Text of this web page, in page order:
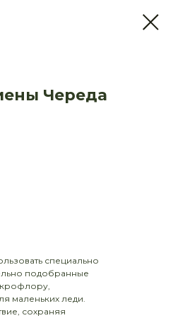
Череда
специально
подобранные
маленьких леди.
сохраняя